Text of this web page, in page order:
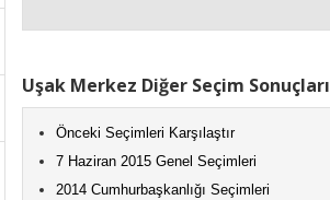
Uşak Merkez Diğer Seçim Sonuçları
Önceki Seçimleri Karşılaştır
7 Haziran 2015 Genel Seçimleri
2014 Cumhurbaşkanlığı Seçimleri